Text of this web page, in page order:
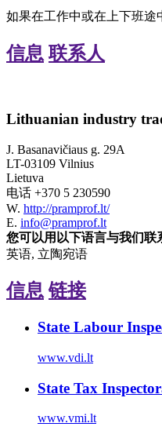
如果在工作中或在上下班
信息 联系人
Lithuanian industry
J. Basanavičiaus g. 29A
LT-03109 Vilnius
Lietuva
电话 +370 5 230590
W. http://pramprof.lt/
E. info@pramprof.lt
您可以用以下语言与我们联
英语, 立陶宛语
信息 链接
State Labour
www.vdi.lt
State Tax
www.vmi.lt